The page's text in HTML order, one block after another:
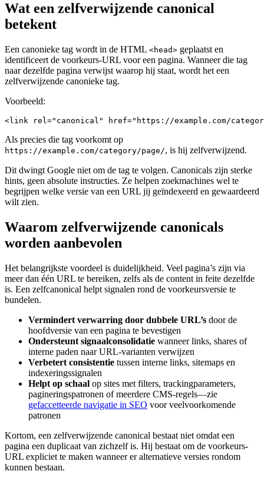
Wat een zelfverwijzende canonical
betekent
Een canonieke tag wordt in de HTML <head> geplaatst en
identificeert de voorkeurs-URL voor een pagina. Wanneer die tag
naar dezelfde pagina verwijst waarop hij staat, wordt het een
zelfverwijzende canonieke tag.
Voorbeeld:
<link rel="canonical" href="https://example.com/
Als precies die tag voorkomt op
https://example.com/category/page/, is hij zelfverwijzend.
Dit dwingt Google niet om de tag te volgen. Canonicals zijn sterke
hints, geen absolute instructies. Ze helpen zoekmachines wel te
begrijpen welke versie van een URL jij geïndexeerd en gewaardeerd
wilt zien.
Waarom zelfverwijzende canonicals
worden aanbevolen
Het belangrijkste voordeel is duidelijkheid. Veel pagina’s zijn via
meer dan één URL te bereiken, zelfs als de content in feite dezelfde
is. Een zelfcanonical helpt signalen rond de voorkeursversie te
bundelen.
Vermindert verwarring door dubbele URL’s door de
hoofdversie van een pagina te bevestigen
Ondersteunt signaalconsolidatie wanneer links, shares of
interne paden naar URL-varianten verwijzen
Verbetert consistentie tussen interne links, sitemaps en
indexeringssignalen
Helpt op schaal op sites met filters, trackingparameters,
pagineringspatronen of meerdere CMS-regels—zie
gefaccetteerde navigatie in SEO voor veelvoorkomende
patronen
Kortom, een zelfverwijzende canonical bestaat niet omdat een
pagina een duplicaat van zichzelf is. Hij bestaat om de voorkeurs-
URL expliciet te maken wanneer er alternatieve versies rondom
kunnen bestaan.